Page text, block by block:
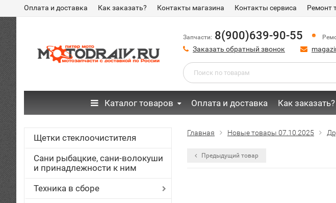
Оплата и доставка Как заказать? Контакты магазина Контакты сервиса Ремонт
Запчасти: 8(900)639-90-55
Заказать обратный звонок
Каталог товаров Оплата и доставка Как заказать?
Щетки стеклоочистителя
Сани рыбацкие, сани-волокуши
и принадлежности к ним
Техника в сборе
Главная Новые товары 07.10.2025
Предыдущий товар